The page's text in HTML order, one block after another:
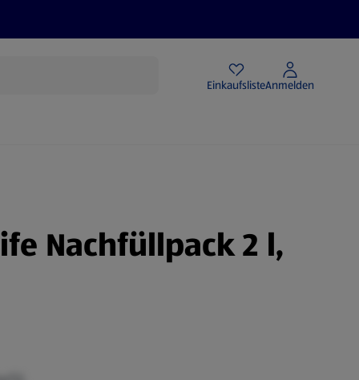
EinkaufslisteAnmelden
Nachfüllpack 2 l,